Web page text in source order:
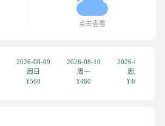
点击查看
2026-08-09
周日
¥560
2026-08-10
周一
¥460
2026-08-11
周二
¥460